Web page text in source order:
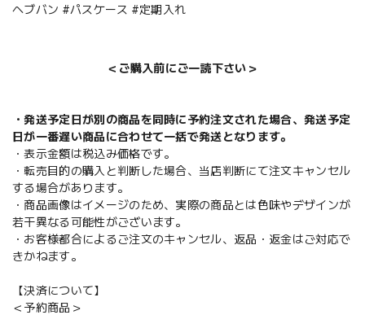
ヘブバン #パスケース #定期入れ
＜ご購入前にご一読下さい＞
・発送予定日が別の商品を同時に予約注文された場合、発送予定
日が一番遅い商品に合わせて一括で発送となります。
・表示金額は税込み価格です。
・転売目的の購入と判断した場合、当店判断にて注文キャンセル
する場合があります。
・商品画像はイメージのため、実際の商品とは色味やデザインが
若干異なる可能性がございます。
・お客様都合によるご注文のキャンセル、返品・返金はご対応で
きかねます。
【決済について】
＜予約商品＞